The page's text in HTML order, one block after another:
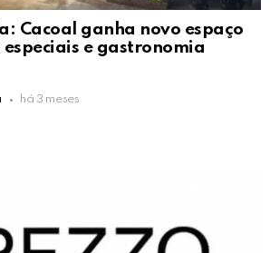
Cacoal ganha novo espaço
e gastronomia
há 3 meses